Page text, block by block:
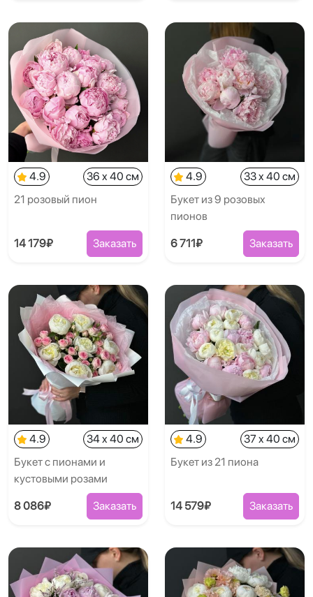
4.9
36 x 40 см
21 розовый пион
14 179₽ Заказать
4.9
33 x 40 см
Букет из 9 розовых
пионов
6 711₽ Заказать
4.9
34 x 40 см
Букет с пионами и
кустовыми розами
8 086₽ Заказать
4.9
37 x 40 см
Букет из 21 пиона
14 579₽ Заказать